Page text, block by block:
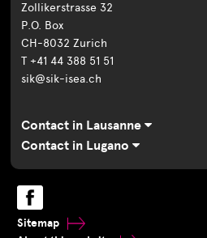
Zollikerstrasse 32
P.O. Box
CH-8032 Zurich
T +41 44 388 51 51
sik@sik-isea.ch
Contact in Lausanne
Contact in Lugano
Sitemap